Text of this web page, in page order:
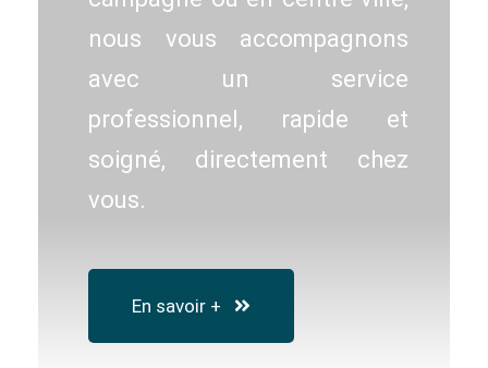
nous vous accompagnons
avec un service
professionnel, rapide et
soigné, directement chez
vous.
En savoir +